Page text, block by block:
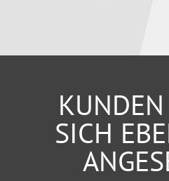
SICH